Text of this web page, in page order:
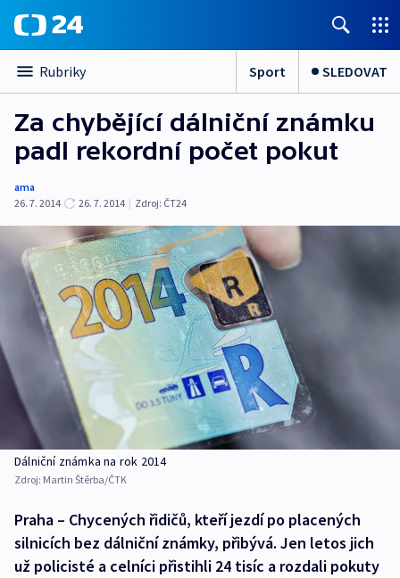
Rubriky Sport SLEDOVAT
Za chybějící dálniční známku
padl rekordní počet pokut
ama
26. 7. 2014
26. 7. 2014 | Zdroj: ČT24
Dálniční známka na rok 2014
Zdroj: Martin Štěrba/ČTK
Praha – Chycených řidičů, kteří jezdí po placených
silnicích bez dálniční známky, přibývá. Jen letos jich
už policisté a celníci přistihli 24 tisíc a rozdali pokuty